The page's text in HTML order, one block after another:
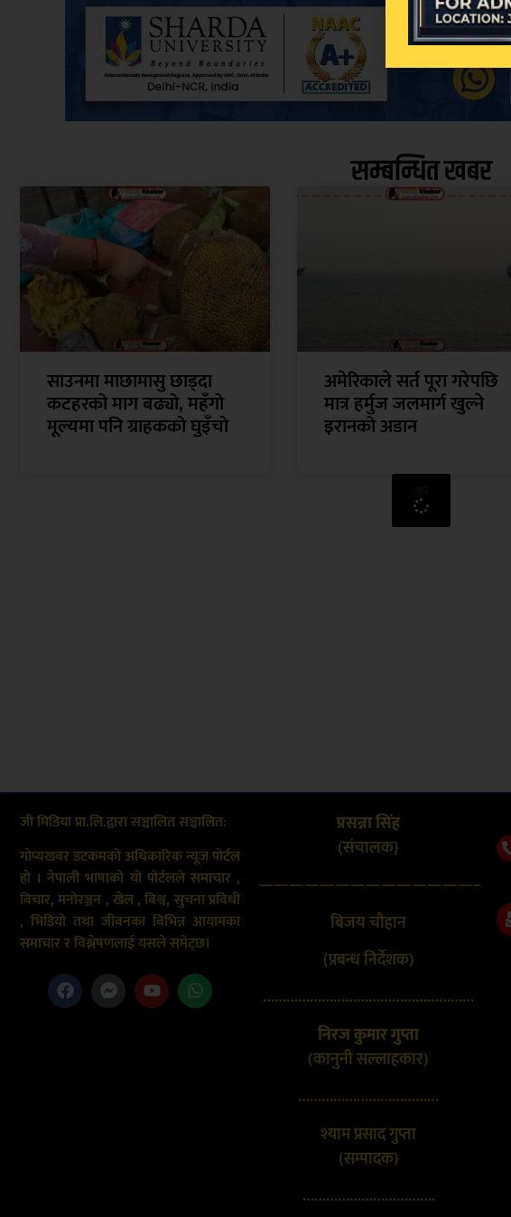
सम्बन्धित खबर
साउनमा माछामासु छाड्दा
कटहरको माग बढ्यो, महँगो
मूल्यमा पनि ग्राहकको घुइँचो
अमेरिकाले सर्त पूरा गरेपछि
मात्र हर्मुज जलमार्ग खुल्ने
इरानको अडान
जी मिडिया प्रा.लि.द्वारा सञ्चालित सञ्चालित:
गोप्यखबर डटकमको अधिकारिक न्यूज पोर्टल
हो । नेपाली भाषाको यो पोर्टलले समाचार ,
विचार, मनोरञ्जन , खेल , बिश्व, सुचना प्रविधी
, भिडियो तथा जीवनका विभिन्न आयामका
समाचार र विश्लेषणलाई यसले समेट्छ।
प्रसन्ना सिंह
(संचालक}
——————————————–
बिजय चौहान
(प्रबन्ध निर्देशक)
………………………………………………
निरज कुमार गुप्ता
(कानुनी सल्लाहकार)
………………………………
श्याम प्रसाद गुप्ता
(सम्पादक)
…………………………….